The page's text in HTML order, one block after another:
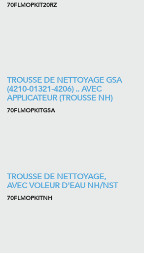
70FLMOPKIT20RZ
TROUSSE DE NETTOYAGE GSA
(4210-01321-4206) .. AVEC
APPLICATEUR (TROUSSE NH)
70FLMOPKITGSA
TROUSSE DE NETTOYAGE,
AVEC VOLEUR D'EAU NH/NST
70FLMOPKITNH